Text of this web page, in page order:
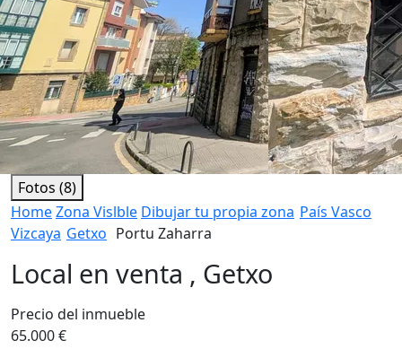
Fotos (8)
HomeZona Vislble Dibujar tu propia zona País Vasco
Vizcaya Getxo Portu Zaharra
Local en venta , Getxo
Precio del inmueble
65.000 €